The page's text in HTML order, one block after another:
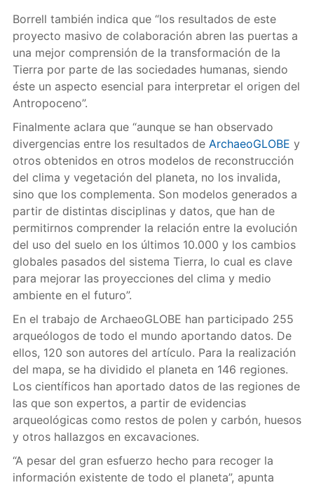
Borrell también indica que “los resultados de este
proyecto masivo de colaboración abren las puertas a
una mejor comprensión de la transformación de la
Tierra por parte de las sociedades humanas, siendo
éste un aspecto esencial para interpretar el origen del
Antropoceno”.
Finalmente aclara que “aunque se han observado
divergencias entre los resultados de ArchaeoGLOBE y
otros obtenidos en otros modelos de reconstrucción
del clima y vegetación del planeta, no los invalida,
sino que los complementa. Son modelos generados a
partir de distintas disciplinas y datos, que han de
permitirnos comprender la relación entre la evolución
del uso del suelo en los últimos 10.000 y los cambios
globales pasados del sistema Tierra, lo cual es clave
para mejorar las proyecciones del clima y medio
ambiente en el futuro”.
En el trabajo de ArchaeoGLOBE han participado 255
arqueólogos de todo el mundo aportando datos. De
ellos, 120 son autores del artículo. Para la realización
del mapa, se ha dividido el planeta en 146 regiones.
Los científicos han aportado datos de las regiones de
las que son expertos, a partir de evidencias
arqueológicas como restos de polen y carbón, huesos
y otros hallazgos en excavaciones.
“A pesar del gran esfuerzo hecho para recoger la
información existente de todo el planeta”, apunta